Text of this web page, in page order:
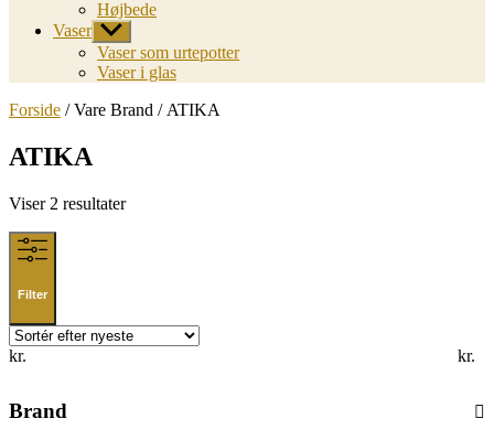
Højbede
Vaser Vis
undermenu
Vaser som urtepotter
Vaser i glas
Forside / Vare Brand / ATIKA
ATIKA
Viser 2 resultaterSorted
Filter
kr. kr.
Brand